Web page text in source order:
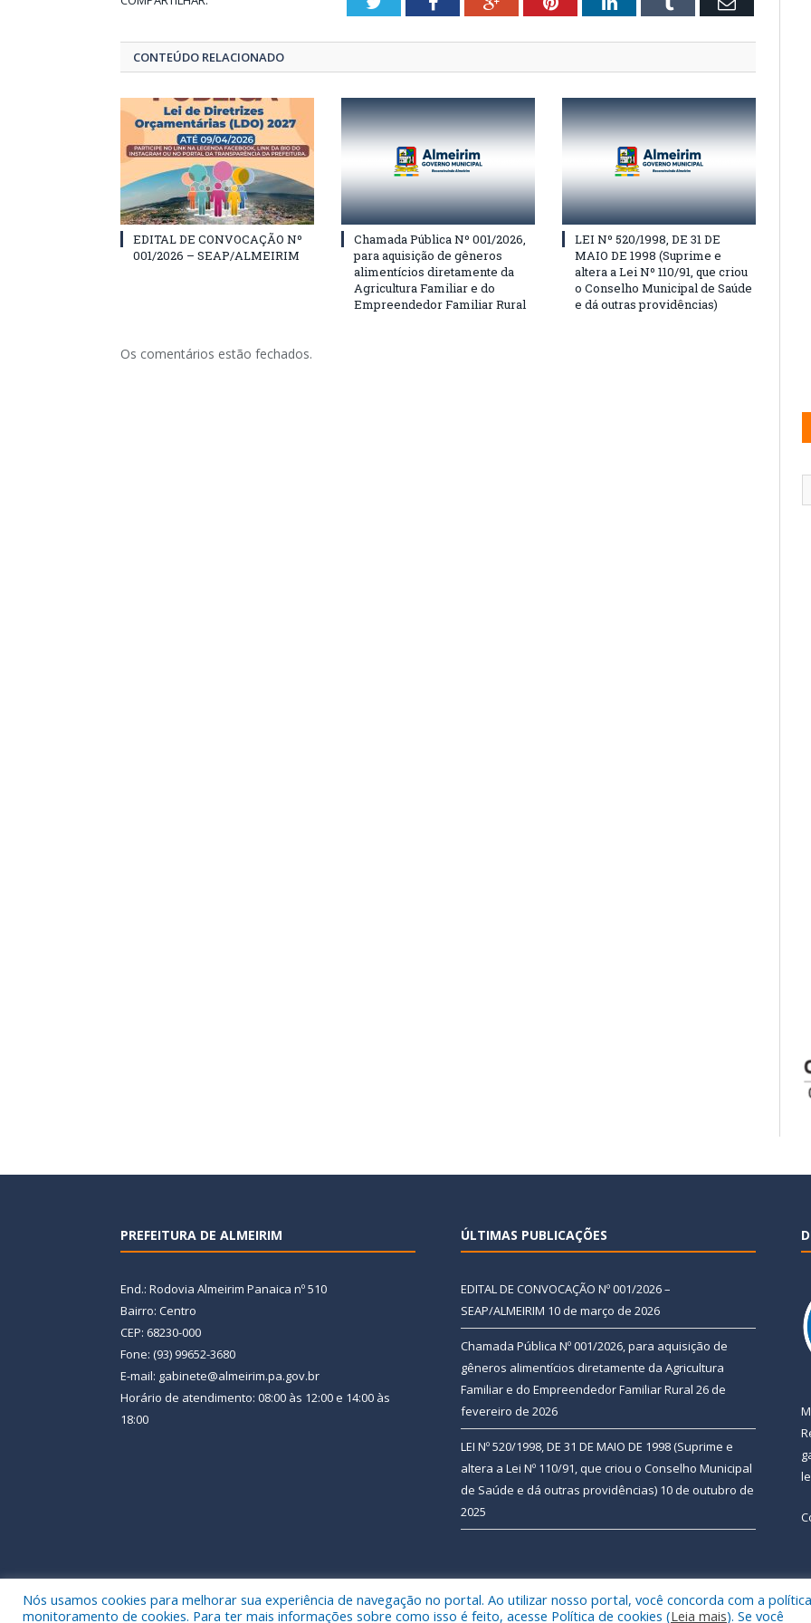
CONTEÚDO RELACIONADO
EDITAL DE CONVOCAÇÃO Nº
001/2026 – SEAP/ALMEIRIM
Chamada Pública Nº 001/2026,
para aquisição de gêneros
alimentícios diretamente da
Agricultura Familiar e do
Empreendedor Familiar Rural
LEI Nº 520/1998, DE 31 DE
MAIO DE 1998 (Suprime e
altera a Lei Nº 110/91, que criou
o Conselho Municipal de Saúde
e dá outras providências)
Os comentários estão fechados.
PREFEITURA DE ALMEIRIM
End.: Rodovia Almeirim Panaica nº 510
Bairro: Centro
CEP: 68230-000
Fone: (93) 99652-3680
E-mail: gabinete@almeirim.pa.gov.br
Horário de atendimento: 08:00 às 12:00 e 14:00 às
18:00
ÚLTIMAS PUBLICAÇÕES
EDITAL DE CONVOCAÇÃO Nº 001/2026 –
SEAP/ALMEIRIM 10 de março de 2026
Chamada Pública Nº 001/2026, para aquisição de
gêneros alimentícios diretamente da Agricultura
Familiar e do Empreendedor Familiar Rural 26 de
fevereiro de 2026
LEI Nº 520/1998, DE 31 DE MAIO DE 1998 (Suprime e
altera a Lei Nº 110/91, que criou o Conselho Municipal
de Saúde e dá outras providências) 10 de outubro de
2025
Todos os direitos reservados a Prefeitura Municipal de Almeirim. Mapa do Site
Nós usamos cookies para melhorar sua experiência de navegação no portal. Ao utilizar nosso portal, você concorda com a
monitoramento de cookies. Para ter mais informações sobre como isso é feito, acesse Política de cookies (Leia mais). Se você